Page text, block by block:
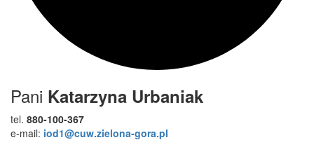
Pani Katarzyna Urbaniak
tel. 880-100-367
e-mail: iod1@cuw.zielona-gora.pl